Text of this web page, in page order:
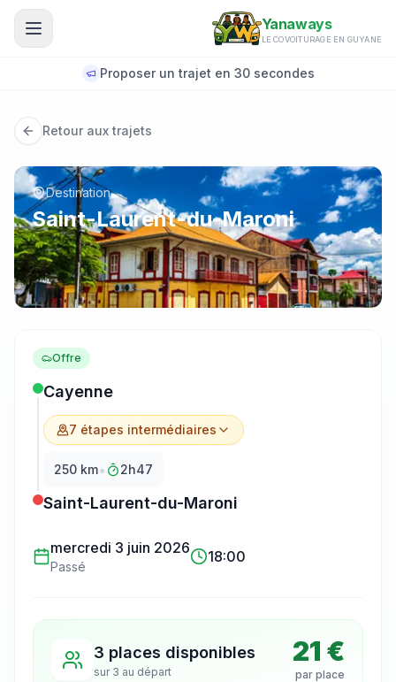
Aller au contenu principal
Yanaways
LE COVOITURAGE EN GUYANE
Proposer un trajet en 30 secondes
Retour aux trajets
Destination
Saint-Laurent-du-Maroni
Offre
Cayenne
7 étapes intermédiaires
250 km• 2h47
Saint-Laurent-du-Maroni
mercredi 3 juin 2026
Passé
18:00
3 places disponibles
sur 3 au départ
21 €
par place